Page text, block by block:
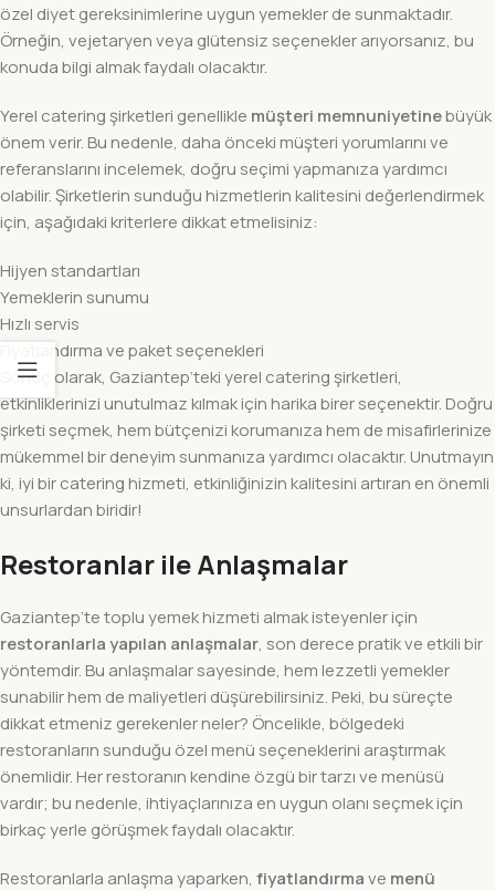
özel diyet gereksinimlerine uygun yemekler de sunmaktadır.
Örneğin, vejetaryen veya glütensiz seçenekler arıyorsanız, bu
konuda bilgi almak faydalı olacaktır.
Yerel catering şirketleri genellikle müşteri memnuniyetinebüyük
önem verir. Bu nedenle, daha önceki müşteri yorumlarını ve
referanslarını incelemek, doğru seçimi yapmanıza yardımcı
olabilir. Şirketlerin sunduğu hizmetlerin kalitesini değerlendirmek
için, aşağıdaki kriterlere dikkat etmelisiniz:
Hijyen standartları
Yemeklerin sunumu
Hızlı servis
Fiyatlandırma ve paket seçenekleri
Sonuç olarak, Gaziantep’teki yerel catering şirketleri,
etkinliklerinizi unutulmaz kılmak için harika birer seçenektir. Doğru
şirketi seçmek, hem bütçenizi korumanıza hem de misafirlerinize
mükemmel bir deneyim sunmanıza yardımcı olacaktır. Unutmayın
ki, iyi bir catering hizmeti, etkinliğinizin kalitesini artıran en önemli
unsurlardan biridir!
Restoranlar ile Anlaşmalar
Gaziantep’te toplu yemek hizmeti almak isteyenler için
restoranlarla yapılan anlaşmalar, son derece pratik ve etkili bir
yöntemdir. Bu anlaşmalar sayesinde, hem lezzetli yemekler
sunabilir hem de maliyetleri düşürebilirsiniz. Peki, bu süreçte
dikkat etmeniz gerekenler neler? Öncelikle, bölgedeki
restoranların sunduğu özel menü seçeneklerini araştırmak
önemlidir. Her restoranın kendine özgü bir tarzı ve menüsü
vardır; bu nedenle, ihtiyaçlarınıza en uygun olanı seçmek için
birkaç yerle görüşmek faydalı olacaktır.
Restoranlarla anlaşma yaparken, fiyatlandırmave menü